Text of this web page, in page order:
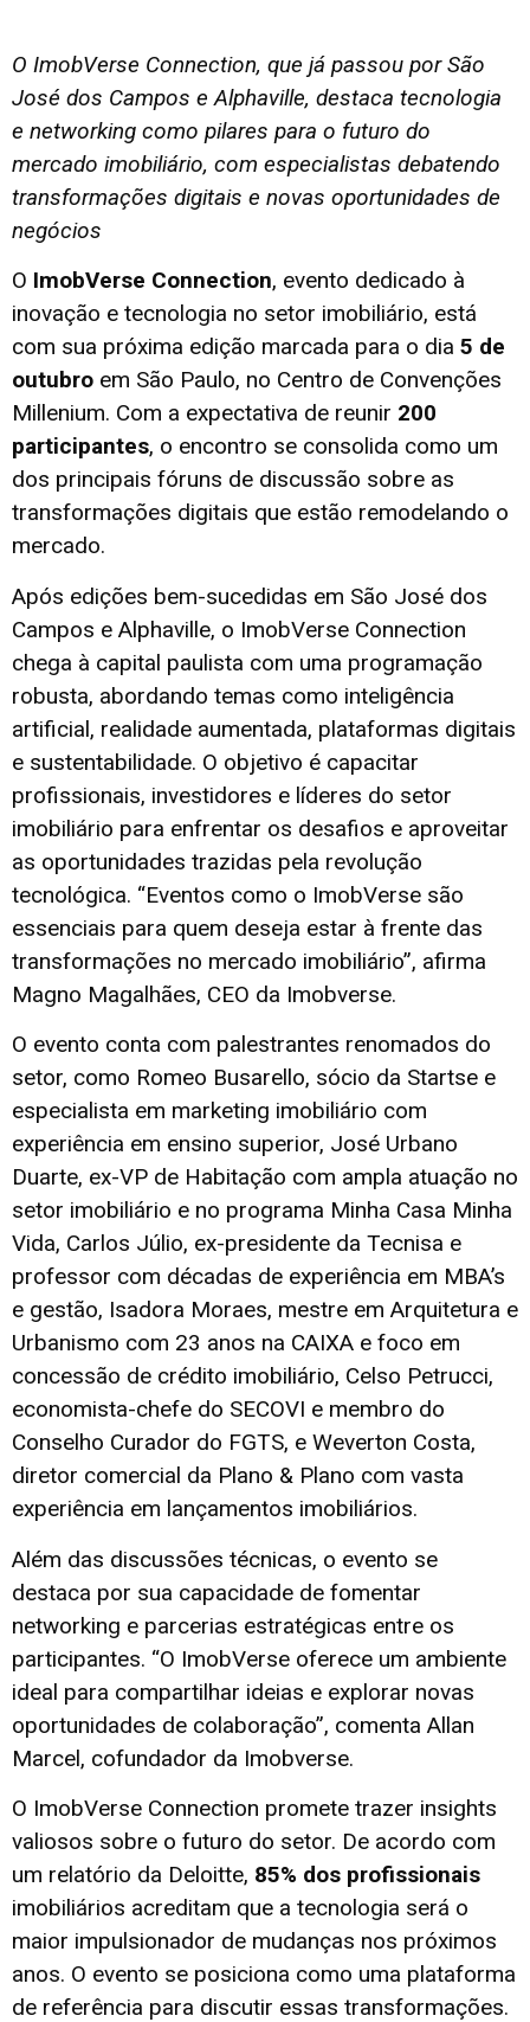
O ImobVerse Connection, que já passou por São
José dos Campos e Alphaville, destaca tecnologia
e networking como pilares para o futuro do
mercado imobiliário, com especialistas debatendo
transformações digitais e novas oportunidades de
negócios
O ImobVerse Connection, evento dedicado à
inovação e tecnologia no setor imobiliário, está
com sua próxima edição marcada para o dia 5 de
outubro em São Paulo, no Centro de Convenções
Millenium. Com a expectativa de reunir 200
participantes, o encontro se consolida como um
dos principais fóruns de discussão sobre as
transformações digitais que estão remodelando o
mercado.
Após edições bem-sucedidas em São José dos
Campos e Alphaville, o ImobVerse Connection
chega à capital paulista com uma programação
robusta, abordando temas como inteligência
artificial, realidade aumentada, plataformas digitais
e sustentabilidade. O objetivo é capacitar
profissionais, investidores e líderes do setor
imobiliário para enfrentar os desafios e aproveitar
as oportunidades trazidas pela revolução
tecnológica. “Eventos como o ImobVerse são
essenciais para quem deseja estar à frente das
transformações no mercado imobiliário”, afirma
Magno Magalhães, CEO da Imobverse.
O evento conta com palestrantes renomados do
setor, como Romeo Busarello, sócio da Startse e
especialista em marketing imobiliário com
experiência em ensino superior, José Urbano
Duarte, ex-VP de Habitação com ampla atuação no
setor imobiliário e no programa Minha Casa Minha
Vida, Carlos Júlio, ex-presidente da Tecnisa e
professor com décadas de experiência em MBA’s
e gestão, Isadora Moraes, mestre em Arquitetura e
Urbanismo com 23 anos na CAIXA e foco em
concessão de crédito imobiliário, Celso Petrucci,
economista-chefe do SECOVI e membro do
Conselho Curador do FGTS, e Weverton Costa,
diretor comercial da Plano & Plano com vasta
experiência em lançamentos imobiliários.
Além das discussões técnicas, o evento se
destaca por sua capacidade de fomentar
networking e parcerias estratégicas entre os
participantes. “O ImobVerse oferece um ambiente
ideal para compartilhar ideias e explorar novas
oportunidades de colaboração”, comenta Allan
Marcel, cofundador da Imobverse.
O ImobVerse Connection promete trazer insights
valiosos sobre o futuro do setor. De acordo com
um relatório da Deloitte, 85% dos profissionais
imobiliários acreditam que a tecnologia será o
maior impulsionador de mudanças nos próximos
anos. O evento se posiciona como uma plataforma
de referência para discutir essas transformações.